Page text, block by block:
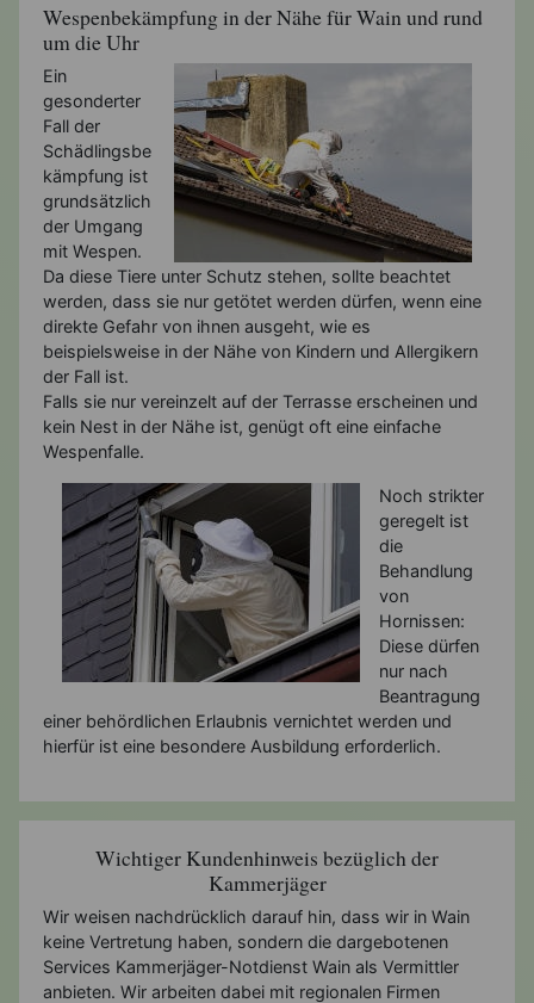
Wespenbekämpfung in der Nähe für Wain und rund
um die Uhr
Ein
gesonderter
Fall der
Schädlingsbe
kämpfung ist
grundsätzlich
der Umgang
mit Wespen.
Da diese Tiere unter Schutz stehen, sollte beachtet
werden, dass sie nur getötet werden dürfen, wenn eine
direkte Gefahr von ihnen ausgeht, wie es
beispielsweise in der Nähe von Kindern und Allergikern
der Fall ist.
Falls sie nur vereinzelt auf der Terrasse erscheinen und
kein Nest in der Nähe ist, genügt oft eine einfache
Wespenfalle.
Noch strikter
geregelt ist
die
Behandlung
von
Hornissen:
Diese dürfen
nur nach
Beantragung
einer behördlichen Erlaubnis vernichtet werden und
hierfür ist eine besondere Ausbildung erforderlich.
Wichtiger Kundenhinweis bezüglich der
Kammerjäger
Wir weisen nachdrücklich darauf hin, dass wir in Wain
keine Vertretung haben, sondern die dargebotenen
Services Kammerjäger-Notdienst Wain als Vermittler
anbieten. Wir arbeiten dabei mit regionalen Firmen